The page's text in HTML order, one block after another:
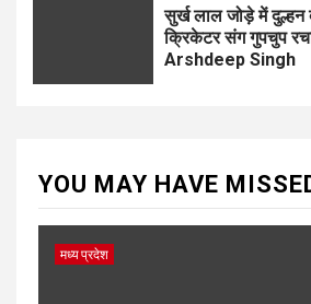
सुर्ख लाल जोड़े में दुल्हन
क्रिकेटर संग गुपचुप
Arshdeep Singh
YOU MAY HAVE
मध्य प्रदेश